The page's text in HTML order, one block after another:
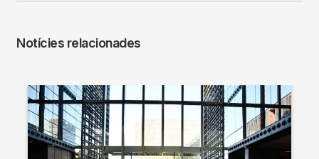
Notícies relacionades